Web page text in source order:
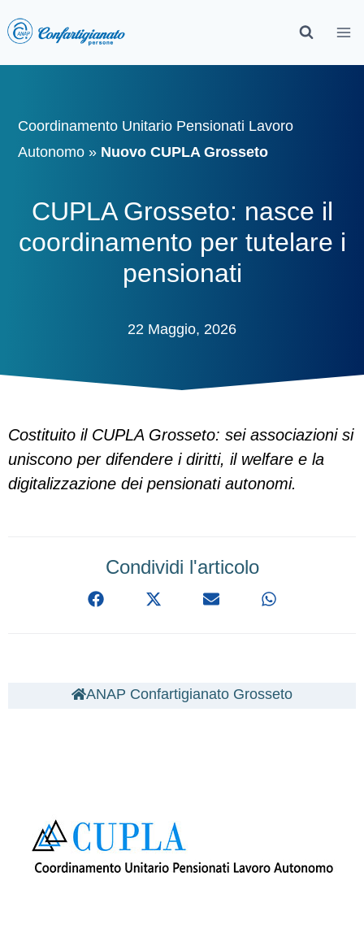
Coordinamento Unitario Pensionati Lavoro
Autonomo » Nuovo CUPLA Grosseto
CUPLA Grosseto: nasce il
coordinamento per tutelare i
pensionati
22 Maggio, 2026
Costituito il CUPLA Grosseto: sei associazioni si
uniscono per difendere i diritti, il welfare e la
digitalizzazione dei pensionati autonomi.
Condividi l'articolo
ANAP Confartigianato Grosseto